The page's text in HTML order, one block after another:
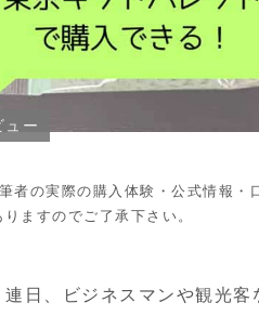
ュー
者の実際の購入体験・公式情報
ますのでご了承下さい。
連日、ビジネスマンや観光客